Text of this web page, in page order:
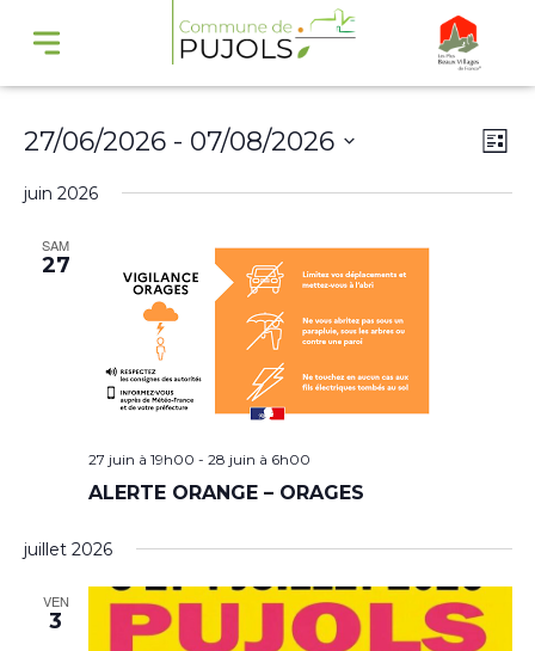
Liste
27/06/2026 - 07/08/2026
date.
juin 2026
SAM
27
27 juin à 19h00 - 28 juin à 6h00
ALERTE ORANGE – ORAGES
juillet 2026
VEN
3